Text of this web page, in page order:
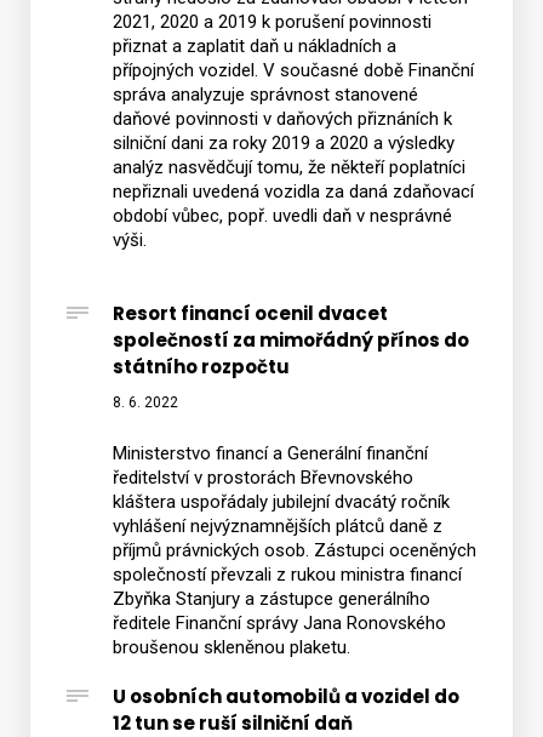
2021, 2020 a 2019 k porušení povinnosti
přiznat a zaplatit daň u nákladních a
přípojných vozidel. V současné době Finanční
správa analyzuje správnost stanovené
daňové povinnosti v daňových přiznáních k
silniční dani za roky 2019 a 2020 a výsledky
analýz nasvědčují tomu, že někteří poplatníci
nepřiznali uvedená vozidla za daná zdaňovací
období vůbec, popř. uvedli daň v nesprávné
výši.
Resort financí ocenil dvacet
společností za mimořádný přínos do
státního rozpočtu
8. 6. 2022
Ministerstvo financí a Generální finanční
ředitelství v prostorách Břevnovského
kláštera uspořádaly jubilejní dvacátý ročník
vyhlášení nejvýznamnějších plátců daně z
příjmů právnických osob. Zástupci oceněných
společností převzali z rukou ministra financí
Zbyňka Stanjury a zástupce generálního
ředitele Finanční správy Jana Ronovského
broušenou skleněnou plaketu.
U osobních automobilů a vozidel do
12 tun se ruší silniční daň